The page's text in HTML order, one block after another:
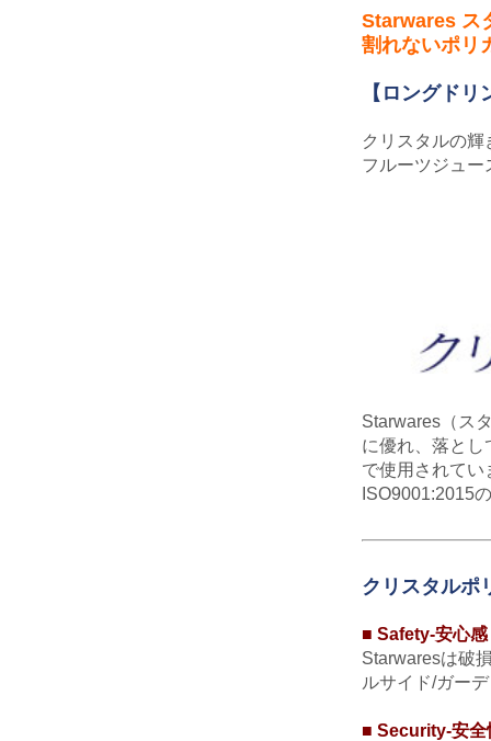
Starwares ス
割れないポリ
【ロングド
クリスタルの
フルーツジュ
Starwares（ス
に優れ、落と
で使用されてい
ISO9001:2015
クリスタルポ
■ Safety-安心感
Starwaresは破
ルサイド/ガー
■ Security-安全